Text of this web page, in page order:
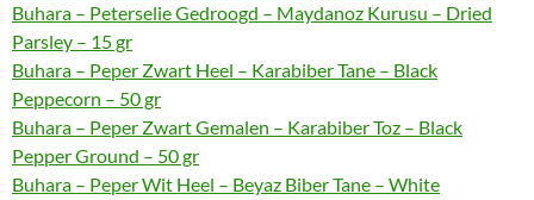
Buhara – Peterselie Gedroogd – Maydanoz Kurusu – Dried
Parsley – 15 gr
Buhara – Peper Zwart Heel – Karabiber Tane – Black
Peppecorn – 50 gr
Buhara – Peper Zwart Gemalen – Karabiber Toz – Black
Pepper Ground – 50 gr
Buhara – Peper Wit Heel – Beyaz Biber Tane – White